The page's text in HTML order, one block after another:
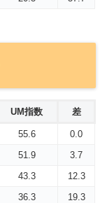
UM指数 差
55.6
0.0
51.9
3.7
43.3
12.3
36.3
19.3